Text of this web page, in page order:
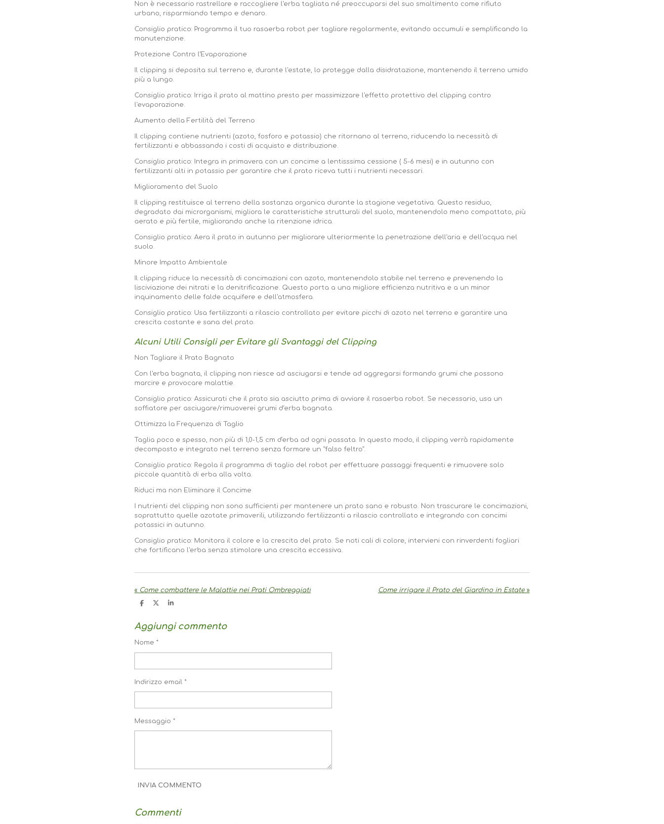
Non è necessario rastrellare e raccogliere l'erba tagliata né preoccuparsi del suo smaltimento come rifiuto
urbano, risparmiando tempo e denaro.
Consiglio pratico: Programma il tuo rasaerba robot per tagliare regolarmente, evitando accumuli e semplificando la
manutenzione.
Protezione Contro l’Evaporazione
Il clipping si deposita sul terreno e, durante l'estate, lo protegge dalla disidratazione, mantenendo il terreno umido
più a lungo.
Consiglio pratico: Irriga il prato al mattino presto per massimizzare l'effetto protettivo del clipping contro
l'evaporazione.
Aumento della Fertilità del Terreno
Il clipping contiene nutrienti (azoto, fosforo e potassio) che ritornano al terreno, riducendo la necessità di
fertilizzanti e abbassando i costi di acquisto e distribuzione.
Consiglio pratico: Integra in primavera con un concime a lentisssima cessione ( 5-6 mesi) e in autunno con
fertilizzanti alti in potassio per garantire che il prato riceva tutti i nutrienti necessari.
Miglioramento del Suolo
Il clipping restituisce al terreno della sostanza organica durante la stagione vegetativa. Questo residuo,
degradato dai microrganismi, migliora le caratteristiche strutturali del suolo, mantenendolo meno compattato, più
aerato e più fertile, migliorando anche la ritenzione idrica.
Consiglio pratico: Aera il prato in autunno per migliorare ulteriormente la penetrazione dell'aria e dell'acqua nel
suolo.
Minore Impatto Ambientale
Il clipping riduce la necessità di concimazioni con azoto, mantenendolo stabile nel terreno e prevenendo la
lisciviazione dei nitrati e la denitrificazione. Questo porta a una migliore efficienza nutritiva e a un minor
inquinamento delle falde acquifere e dell'atmosfera.
Consiglio pratico: Usa fertilizzanti a rilascio controllato per evitare picchi di azoto nel terreno e garantire una
crescita costante e sana del prato.
Alcuni Utili Consigli per Evitare gli Svantaggi del Clipping
Non Tagliare il Prato Bagnato
Con l'erba bagnata, il clipping non riesce ad asciugarsi e tende ad aggregarsi formando grumi che possono
marcire e provocare malattie.
Consiglio pratico: Assicurati che il prato sia asciutto prima di avviare il rasaerba robot. Se necessario, usa un
soffiatore per asciugare/rimuoverei grumi d’erba bagnata.
Ottimizza la Frequenza di Taglio
Taglia poco e spesso, non più di 1,0-1,5 cm d'erba ad ogni passata. In questo modo, il clipping verrà rapidamente
decomposto e integrato nel terreno senza formare un "falso feltro".
Consiglio pratico: Regola il programma di taglio del robot per effettuare passaggi frequenti e rimuovere solo
piccole quantità di erba alla volta
Riduci ma non Eliminare il Concime
I nutrienti del clipping non sono sufficienti per mantenere un prato sano e robusto. Non trascurare le concimazioni,
soprattutto quelle azotate primaverili, utilizzando fertilizzanti a rilascio controllato e integrando con concimi
potassici in autunno.
Consiglio pratico: Monitora il colore e la crescita del prato. Se noti cali di colore, intervieni con rinverdenti fogliari
che fortificano l'erba senza stimolare una crescita eccessiva.
« Come combattere le Malattie nei Prati Ombreggiati Come irrigare il Prato del Giardino in Estate »
C
D
I
I
C
D
I
I
C
D
I
Aggiungi commento
Nome *
Indirizzo email *
Messaggio *
INVIA COMMENTO
Commenti